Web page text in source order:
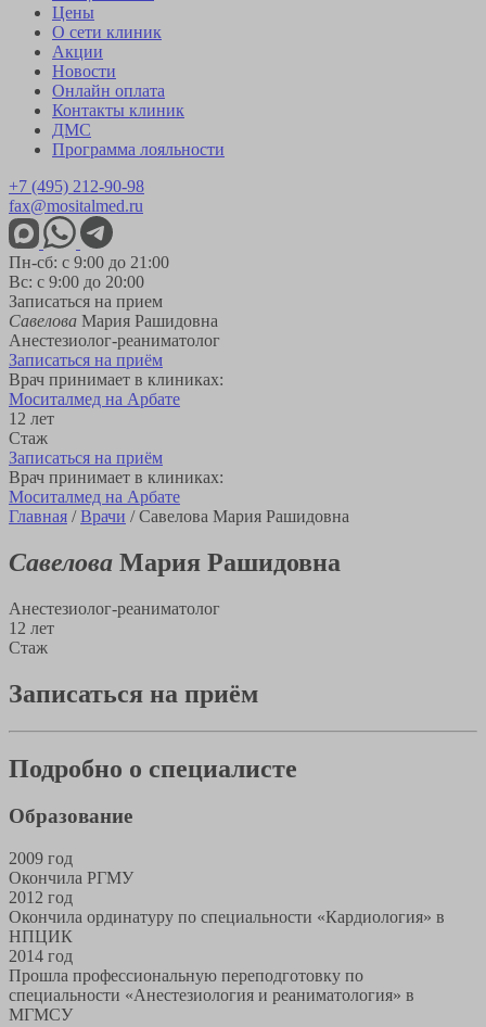
Цены
О сети клиник
Акции
Новости
Онлайн оплата
Контакты клиник
ДМС
Программа лояльности
+7 (495) 212-90-98
fax@mositalmed.ru
Пн-сб: с 9:00 до 21:00
Вс: с 9:00 до 20:00
Записаться на прием
Савелова Мария Рашидовна
Анестезиолог-реаниматолог
Записаться на приём
Врач принимает в клиниках:
Моситалмед на Арбате
12 лет
Стаж
Записаться на приём
Врач принимает в клиниках:
Моситалмед на Арбате
Главная /Врачи /Савелова Мария Рашидовна
Савелова Мария Рашидовна
Анестезиолог-реаниматолог
12 лет
Стаж
Записаться на приём
Подробно о специалисте
Образование
2009 год
Окончила РГМУ
2012 год
Окончила ординатуру по специальности «Кардиология» в
НПЦИК
2014 год
Прошла профессиональную переподготовку по
специальности «Анестезиология и реаниматология» в
МГМСУ